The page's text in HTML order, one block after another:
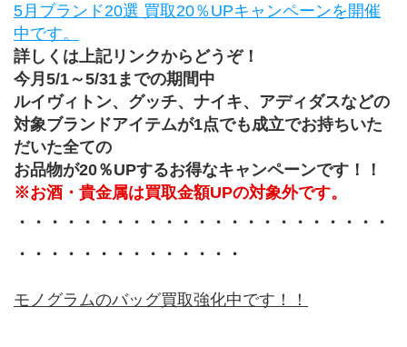
5月ブランド20選 買取20％UPキャンペーンを開催
中です。
詳しくは上記リンクからどうぞ！
﻿今月5/1～5/31までの期間中
ルイヴィトン、グッチ、ナイキ、アディダスなどの
対象ブランドアイテムが1点でも成立でお持ちいた
だいた全ての
お品物が20％UPするお得なキャンペーンです！！
※お酒・貴金属は買取金額UPの対象外です。
・・・・・・・・・・・・・・・・・・・・・・・
・・・・・・・・・・・・・・
モノグラムのバッグ買取強化中です！！